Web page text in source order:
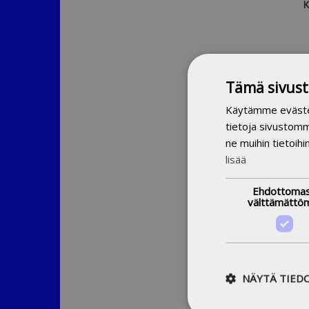
Tämä
Käytämme
tietoja
ne muihin
lisää
NÄYTÄ